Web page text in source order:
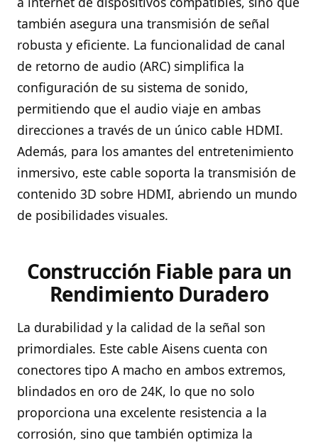
también asegura una transmisión de señal
robusta y eficiente. La funcionalidad de canal
de retorno de audio (ARC) simplifica la
configuración de su sistema de sonido,
permitiendo que el audio viaje en ambas
direcciones a través de un único cable HDMI.
Además, para los amantes del entretenimiento
inmersivo, este cable soporta la transmisión de
contenido 3D sobre HDMI, abriendo un mundo
de posibilidades visuales.
Construcción Fiable para un
Rendimiento Duradero
La durabilidad y la calidad de la señal son
primordiales. Este cable Aisens cuenta con
conectores tipo A macho en ambos extremos,
blindados en oro de 24K, lo que no solo
proporciona una excelente resistencia a la
corrosión, sino que también optimiza la